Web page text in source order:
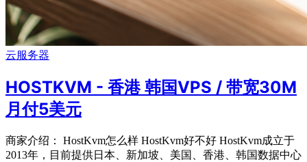
云服务器
HOSTKVM - 香港 韩国VPS / 带宽30M
月付5美元
商家介绍： HostKvm怎么样 HostKvm好不好 HostKvm成立于
2013年，目前提供日本、新加坡、美国、香港、韩国数据中心